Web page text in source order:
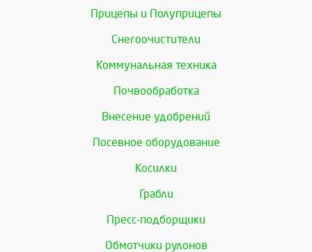
Прицепы и Полуприцепы
Снегоочистители
Коммунальная техника
Почвообработка
Внесение удобрений
Посевное оборудование
Косилки
Грабли
Пресс-подборщики
Обмотчики рулонов